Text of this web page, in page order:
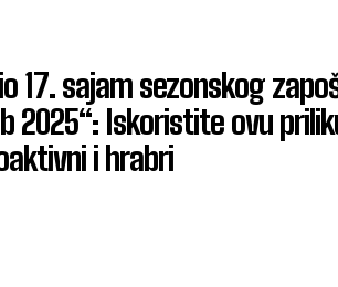
17. sajam sezonskog
2025“: Iskoristite ovu
i hrabri